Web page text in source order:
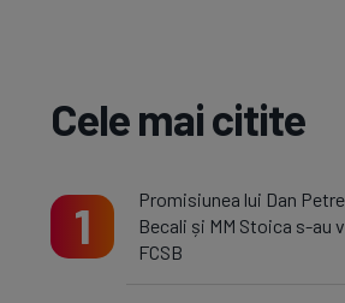
Cele mai citite
1
Promisiunea lui Dan
Becali și MM Stoica s-au
FCSB